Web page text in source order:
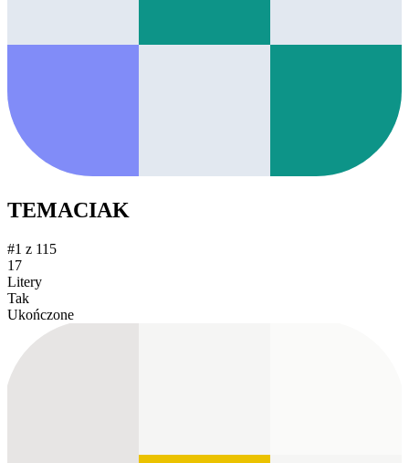
TEMACIAK
#1 z 115
17
Litery
Tak
Ukończone